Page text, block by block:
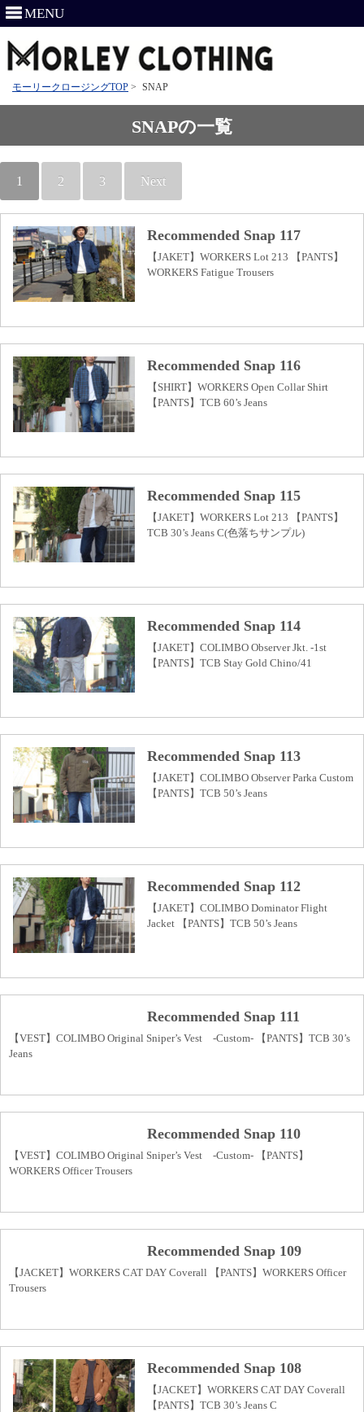
MENU
モーリークロージングTOP > SNAP
SNAPの一覧
1 2 3 Next
Recommended Snap 117
【JAKET】WORKERS Lot 213 【PANTS】
WORKERS Fatigue Trousers
Recommended Snap 116
【SHIRT】WORKERS Open Collar Shirt
【PANTS】TCB 60’s Jeans
Recommended Snap 115
【JAKET】WORKERS Lot 213 【PANTS】
TCB 30’s Jeans C(色落ちサンプル)
Recommended Snap 114
【JAKET】COLIMBO Observer Jkt. -1st
【PANTS】TCB Stay Gold Chino/41
Recommended Snap 113
【JAKET】COLIMBO Observer Parka Custom
【PANTS】TCB 50’s Jeans
Recommended Snap 112
【JAKET】COLIMBO Dominator Flight
Jacket 【PANTS】TCB 50’s Jeans
Recommended Snap 111
【VEST】COLIMBO Original Sniper’s Vest -Custom- 【PANTS】TCB 30’s
Jeans
Recommended Snap 110
【VEST】COLIMBO Original Sniper’s Vest -Custom- 【PANTS】
WORKERS Officer Trousers
Recommended Snap 109
【JACKET】WORKERS CAT DAY Coverall 【PANTS】WORKERS Officer
Trousers
Recommended Snap 108
【JACKET】WORKERS CAT DAY Coverall
【PANTS】TCB 30’s Jeans C